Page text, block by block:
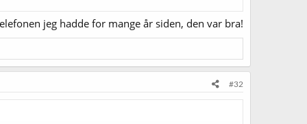
jeg hadde for mange år siden, den var bra!
#32